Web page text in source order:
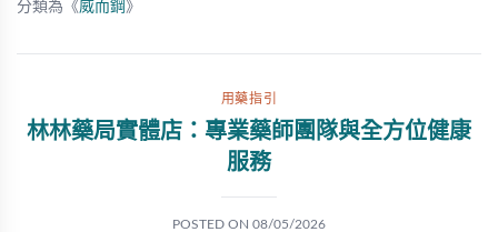
分類為《威而鋼 》
用藥指引
林林藥局實體店：專業藥師團隊與全方位健康
服務
POSTED ON 08/05/2026